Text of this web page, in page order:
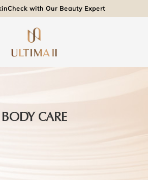
with Our Beauty Expert
BODY CARE